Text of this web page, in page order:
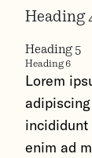
Heading
Heading 5
Heading 6
Lorem
incididunt
enim ad